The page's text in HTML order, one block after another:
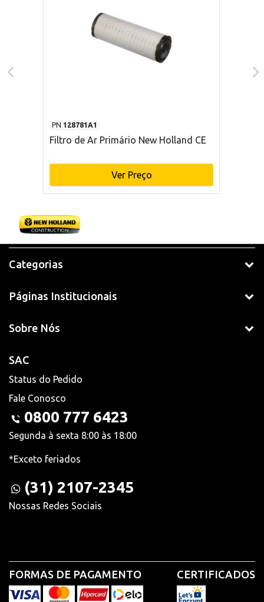
PN 128781A1
Filtro de Ar Primário New Holland CE
Ver Preço
Categorias
Páginas Institucionais
Sobre Nós
SAC
Status do Pedido
Fale Conosco
0800 777 6423
Segunda à sexta 8:00 às 18:00
*Exceto feriados
(31) 2107-2345
Nossas Redes Sociais
FORMAS DE PAGAMENTO CERTIFICADOS